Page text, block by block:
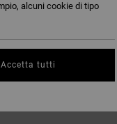
Consulta la guida alle taglie
alcuni cookie di tipo
Accetta tutti